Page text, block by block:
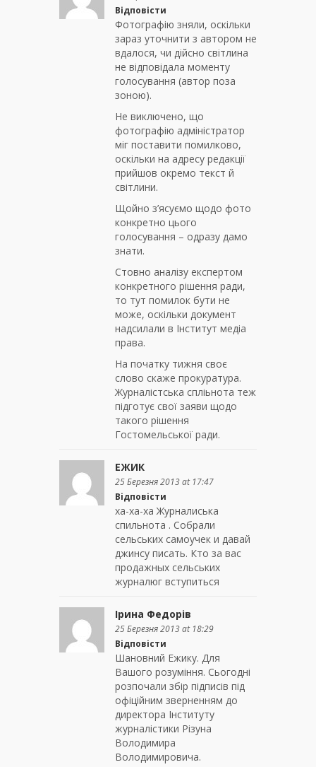
Відповісти
Фотографію зняли, оскільки
зараз уточнити з автором не
вдалося, чи дійсно світлина
не відповідала моменту
голосування (автор поза
зоною).
Не виключено, що
фотографію адміністратор
міг поставити помилково,
оскільки на адресу редакції
прийшов окремо текст й
світлини.
Щойно з’ясуємо щодо фото
конкретно цього
голосування – одразу дамо
знати.
Стовно аналізу експертом
конкретного рішення ради,
то тут помилок бути не
може, оскільки документ
надсилали в Інститут медіа
права.
На початку тижня своє
слово скаже прокуратура.
Журналістська спліьнота теж
підготує свої заяви щодо
такого рішення
Гостомельської ради.
ЕЖИК
25 Березня 2013 at 17:47
Відповісти
ха-ха-ха Журналиська
спильнота . Собрали
сельських самоучек и давай
джинсу писать. Кто за вас
продажных сельських
журналюг вступиться
Ірина Федорів
25 Березня 2013 at 18:29
Відповісти
Шановний Ежику. Для
Вашого розуміння. Сьогодні
розпочали збір підписів під
офіційним зверненням до
директора Інституту
журналістики Різуна
Володимира
Володимировича.